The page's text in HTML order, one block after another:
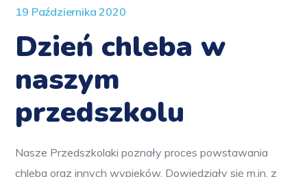
19 Października 2020
Dzień chleba w
naszym
przedszkolu
Nasze Przedszkolaki poznały proces powstawania
chleba oraz innych wypieków. Dowiedziały się m.in. z